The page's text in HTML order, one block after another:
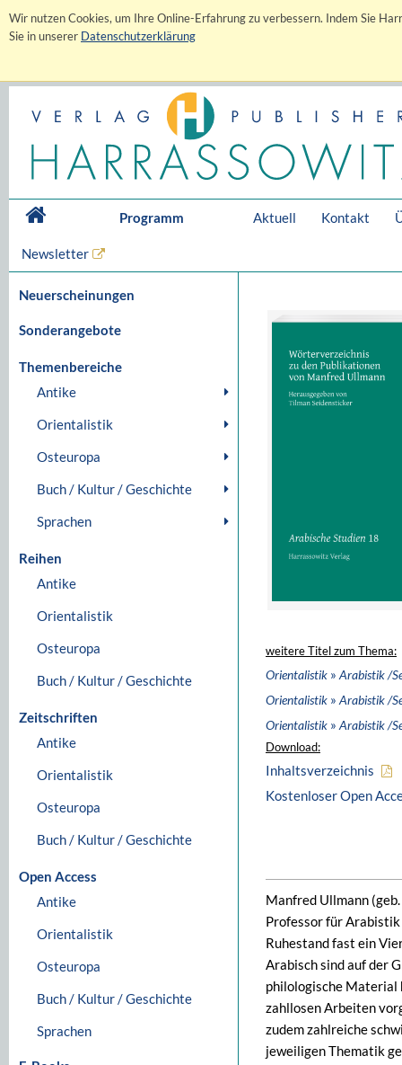
Wir nutzen Cookies, um Ihre Online-Erfahrung zu verbessern. Indem Sie
Sie in unserer Datenschutzerklärung
Programm Aktuell Kontakt
Newsletter
Neuerscheinungen
Sonderangebote
Themenbereiche
Antike
Orientalistik
Osteuropa
Buch / Kultur / Geschichte
Sprachen
Reihen
Antike
Orientalistik
Osteuropa
Buch / Kultur / Geschichte
Zeitschriften
Antike
Orientalistik
Osteuropa
Buch / Kultur / Geschichte
Open Access
Antike
Orientalistik
Osteuropa
Buch / Kultur / Geschichte
Sprachen
weitere Titel zum Thema:
Orientalistik » Arabistik /
Orientalistik » Arabistik /
Orientalistik » Arabistik /
Download:
Inhaltsverzeichnis
Kostenloser Open
Manfred Ullmann
Professor für
Ruhestand fast ein
Arabisch sind auf der
philologische Material
zahllosen Arbeiten
zudem zahlreiche
jeweiligen Thematik